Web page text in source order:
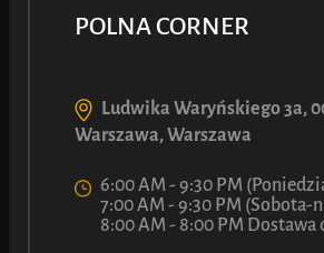
POLNA CORNER
Ludwika Waryńskiego 3a,
Warszawa, Warszawa
6:00 AM - 9:30 PM
7:00 AM - 9:30 PM (Sobota-
8:00 AM - 8:00 PM Dostawa